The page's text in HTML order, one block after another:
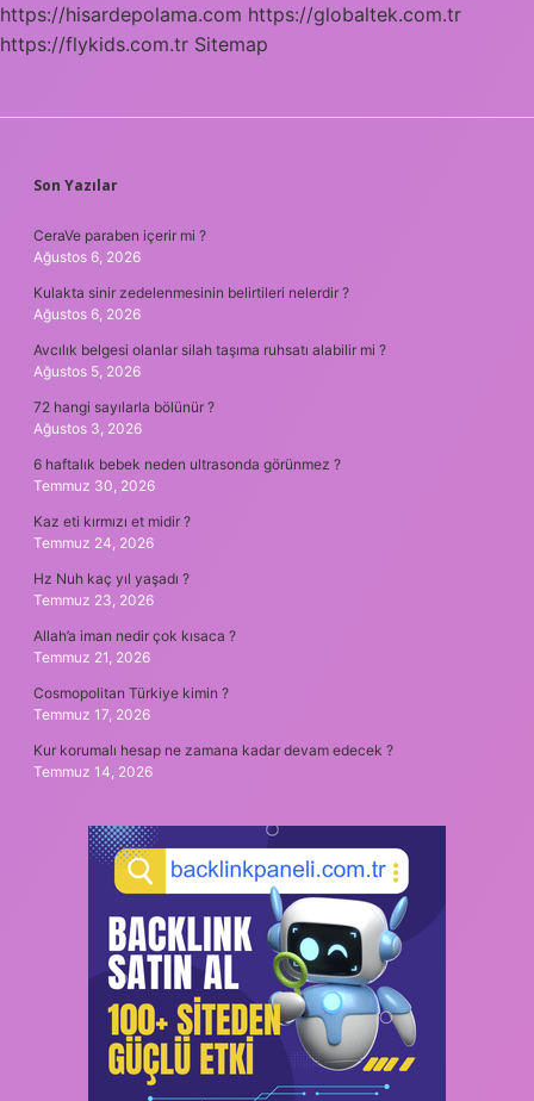
https://hisardepolama.com https://globaltek.com.tr
https://flykids.com.tr Sitemap
SIDEBAR
Son Yazılar
CeraVe paraben içerir mi ?
Ağustos 6, 2026
Kulakta sinir zedelenmesinin belirtileri nelerdir ?
Ağustos 6, 2026
Avcılık belgesi olanlar silah taşıma ruhsatı alabilir mi ?
Ağustos 5, 2026
72 hangi sayılarla bölünür ?
Ağustos 3, 2026
6 haftalık bebek neden ultrasonda görünmez ?
Temmuz 30, 2026
Kaz eti kırmızı et midir ?
Temmuz 24, 2026
Hz Nuh kaç yıl yaşadı ?
Temmuz 23, 2026
Allah’a iman nedir çok kısaca ?
Temmuz 21, 2026
Cosmopolitan Türkiye kimin ?
Temmuz 17, 2026
Kur korumalı hesap ne zamana kadar devam edecek ?
Temmuz 14, 2026